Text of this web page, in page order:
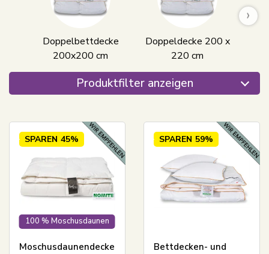
Doppelbettdecke
200x200 cm
Doppeldecke 200 x
220 cm
›
Produktfilter anzeigen
100 % Moschusdaunen
SPAREN 45%
Moschusdaunendecke
SPAREN 59%
Bettdecken- und